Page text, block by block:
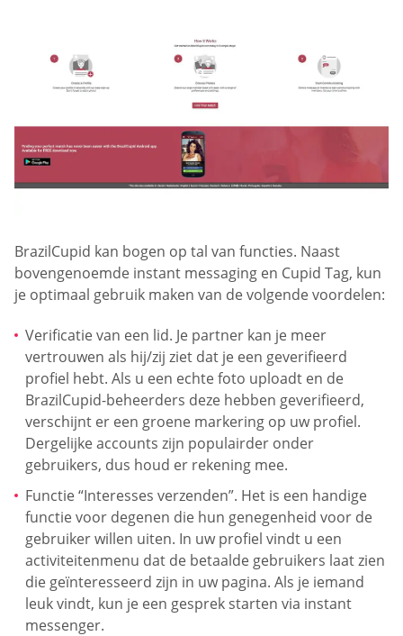
BrazilCupid kan bogen op tal van functies. Naast
bovengenoemde instant messaging en Cupid Tag, kun
je optimaal gebruik maken van de volgende voordelen:
Verificatie van een lid. Je partner kan je meer
vertrouwen als hij/zij ziet dat je een geverifieerd
profiel hebt. Als u een echte foto uploadt en de
BrazilCupid-beheerders deze hebben geverifieerd,
verschijnt er een groene markering op uw profiel.
Dergelijke accounts zijn populairder onder
gebruikers, dus houd er rekening mee.
Functie “Interesses verzenden”. Het is een handige
functie voor degenen die hun genegenheid voor de
gebruiker willen uiten. In uw profiel vindt u een
activiteitenmenu dat de betaalde gebruikers laat zien
die geïnteresseerd zijn in uw pagina. Als je iemand
leuk vindt, kun je een gesprek starten via instant
messenger.